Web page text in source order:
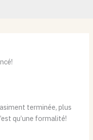
terminée, plus
qu’une formalité!